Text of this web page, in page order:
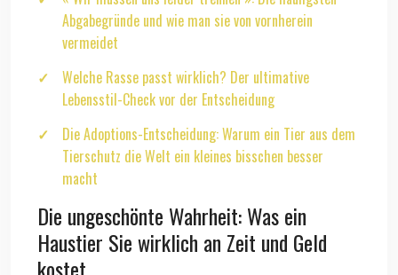
Abgabegründe und wie man sie von vornherein
vermeidet
Welche Rasse passt wirklich? Der ultimative
Lebensstil-Check vor der Entscheidung
Die Adoptions-Entscheidung: Warum ein Tier aus dem
Tierschutz die Welt ein kleines bisschen besser
macht
Die ungeschönte Wahrheit: Was ein
Haustier Sie wirklich an Zeit und Geld